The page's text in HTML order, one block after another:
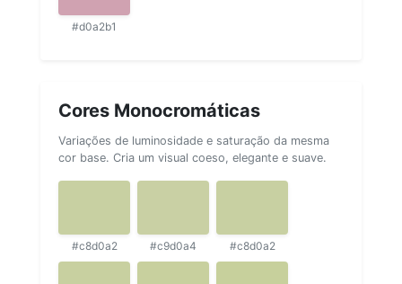
#d0a2b1
Cores Monocromáticas
Variações de luminosidade e saturação da mesma
cor base. Cria um visual coeso, elegante e suave.
#c8d0a2 #c9d0a4 #c8d0a2